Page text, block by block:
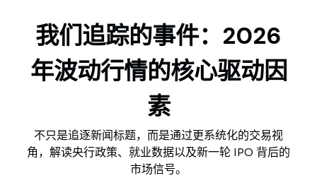
我们追踪的事件：2026
年波动行情的核心驱动因
素
不只是追逐新闻标题，而是通过更系统化的交易视
角，解读央行政策、就业数据以及新一轮 IPO 背后的
市场信号。